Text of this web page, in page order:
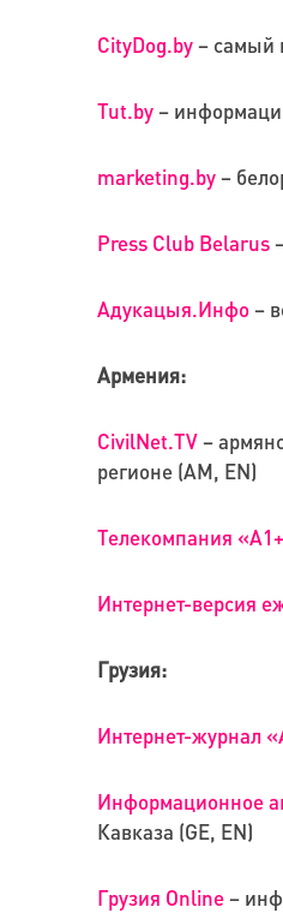
CityDog.by– самый
Tut.by–
marketing.by–
Press Club Belarus
Адукацыя.Инфо–
Армения:
CivilNet.TV–
регионе (AM, EN)
Телекомпания
Интернет-версия
Грузия:
Интернет-журнал
Информационное
Кавказа (GE, EN)
Грузия Online–